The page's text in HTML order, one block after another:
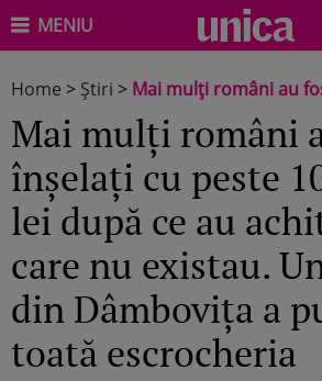
MENIU
Home > Știri > Mai mulți români au fost înșelați cu peste 100.000 de lei după ce au achitat cazări
Mai mulți români
înșelați cu peste
lei după ce au
care nu existau.
din Dâmbovița a
toată escrocheria